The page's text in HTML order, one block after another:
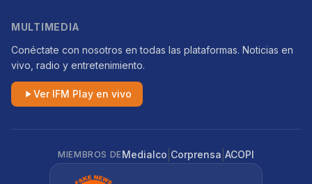
MULTIMEDIA
Conéctate con nosotros en todas las plataformas. Noticias en
vivo, radio y entretenimiento.
Ver IFM Play en vivo
MIEMBROS DEMedialco Corprensa ACOPI